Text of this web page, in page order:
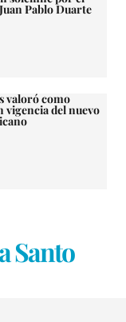
Pablo Duarte
valoró como
vigencia del nuevo
Santo